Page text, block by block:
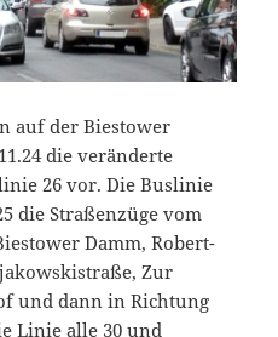
auf der Biestower
die veränderte
26 vor. Die Buslinie
die Straßenzüge vom
Damm, Robert-
Zur
und dann in Richtung
Linie alle 30 und